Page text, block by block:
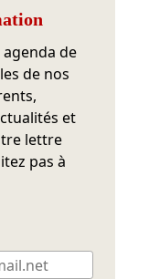
de
de nos
et
lettre
pas à